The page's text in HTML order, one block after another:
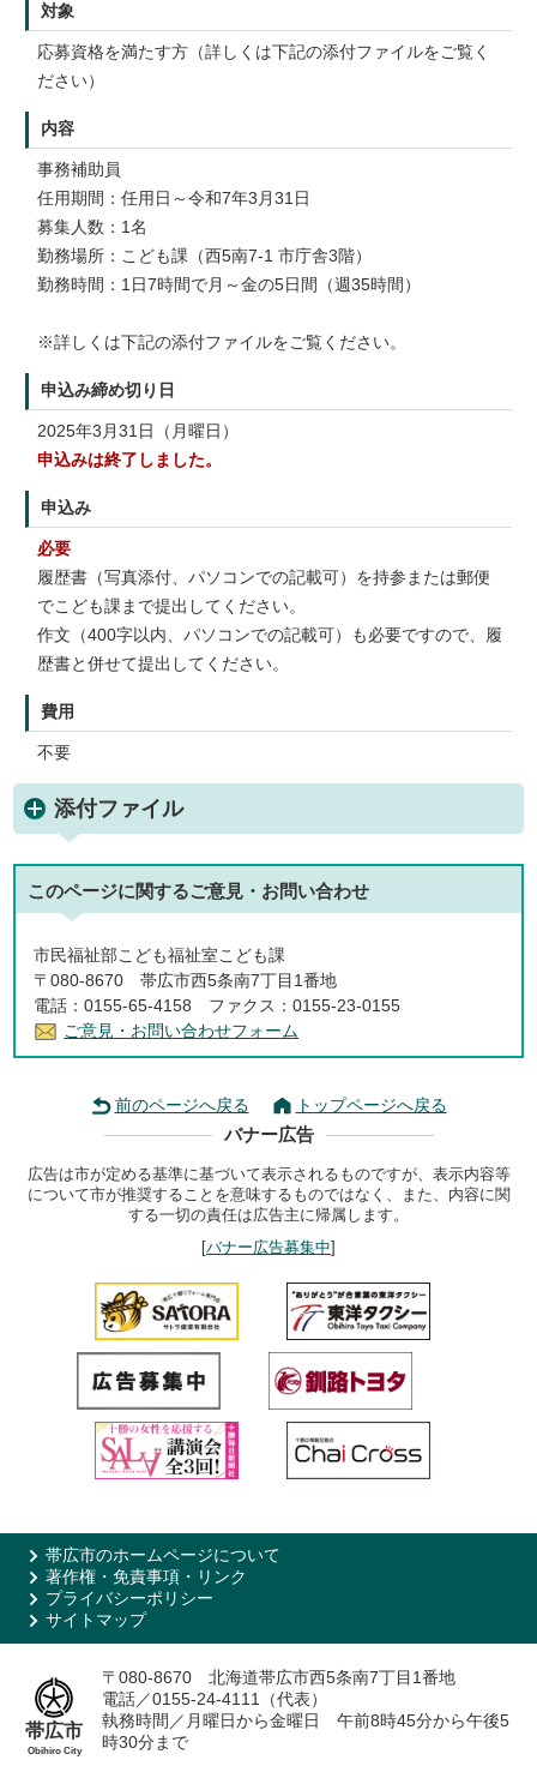
対象
応募資格を満たす方（詳しくは下記の添付ファイルをご覧く
ださい）
内容
事務補助員
任用期間：任用日～令和7年3月31日
募集人数：1名
勤務場所：こども課（西5南7-1 市庁舎3階）
勤務時間：1日7時間で月～金の5日間（週35時間）
※詳しくは下記の添付ファイルをご覧ください。
申込み締め切り日
2025年3月31日（月曜日）
申込みは終了しました。
申込み
必要
履歴書（写真添付、パソコンでの記載可）を持参または郵便
でこども課まで提出してください。
作文（400字以内、パソコンでの記載可）も必要ですので、履
歴書と併せて提出してください。
費用
不要
添付ファイル
このページに関するご意見・お問い合わせ
市民福祉部こども福祉室こども課
〒080-8670 帯広市西5条南7丁目1番地
電話：0155-65-4158 ファクス：0155-23-0155
ご意見・お問い合わせフォーム
前のページへ戻る トップページへ戻る
バナー広告
広告は市が定める基準に基づいて表示されるものですが、表示内容等
について市が推奨することを意味するものではなく、また、内容に関
する一切の責任は広告主に帰属します。
[バナー広告募集中]
帯広市のホームページについて
著作権・免責事項・リンク
プライバシーポリシー
サイトマップ
帯広市
Obihiro City
〒080-8670 北海道帯広市西5条南7丁目1番地
電話／0155-24-4111（代表）
執務時間／月曜日から金曜日 午前8時45分から午後5
時30分まで